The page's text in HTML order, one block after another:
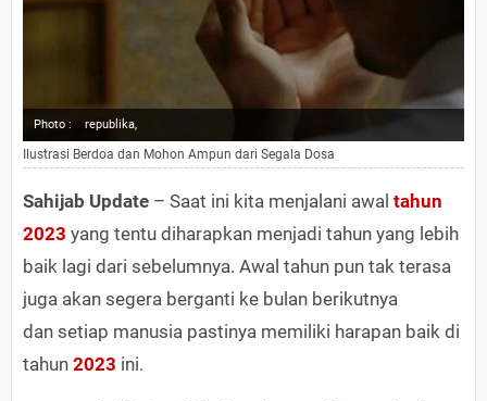
Photo : republika,
Ilustrasi Berdoa dan Mohon Ampun dari Segala Dosa
Sahijab Update – Saat ini kita menjalani awal tahun
2023 yang tentu diharapkan menjadi tahun yang lebih
baik lagi dari sebelumnya. Awal tahun pun tak terasa
juga akan segera berganti ke bulan berikutnya
dan setiap manusia pastinya memiliki harapan baik di
tahun 2023 ini.